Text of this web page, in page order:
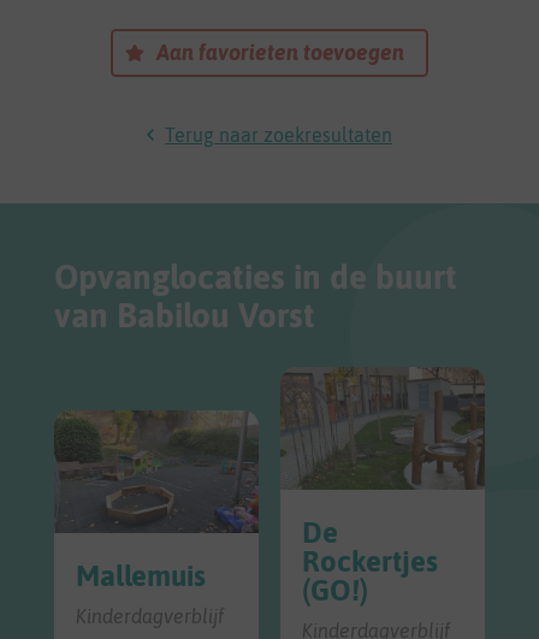
Aan favorieten toevoegen
Terug naar zoekresultaten
Opvanglocaties in de buurt
van Babilou Vorst
Mallemuis
Kinderdagverblijf
De
Rockertjes
(GO!)
Kinderdagverblijf